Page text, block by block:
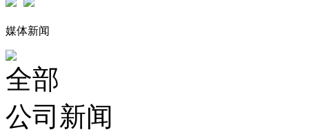
媒体新闻
全部
公司新闻